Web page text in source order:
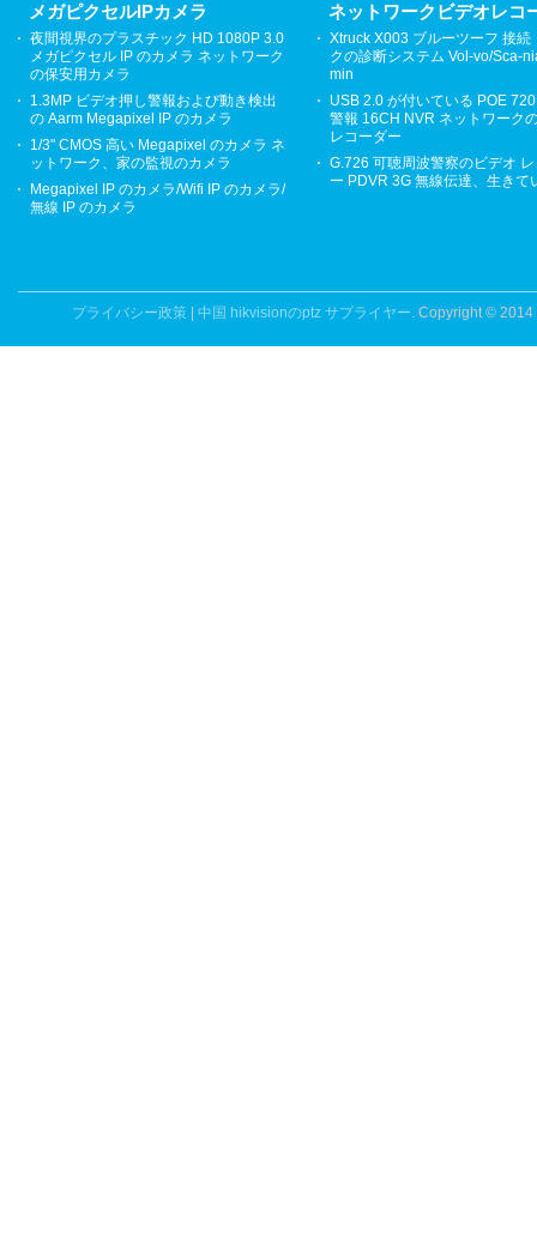
メガピクセルIPカメラ
夜間視界のプラスチック HD 1080P 3.0
メガピクセル IP のカメラ ネットワーク
の保安用カメラ
1.3MP ビデオ押し警報および動き検出
の Aarm Megapixel IP のカメラ
1/3" CMOS 高い Megapixel のカメラ ネ
ットワーク、家の監視のカメラ
Megapixel IP のカメラ/Wifi IP のカメラ/
無線 IP のカメラ
ネットワークビデオレコ
Xtruck X003 ブルーツーフ 接続
クの診断システム Vol-vo/Sca-
min
USB 2.0 が付いている POE
警報 16CH NVR ネットワーク
レコーダー
G.726 可聴周波警察のビデオ
ー PDVR 3G 無線伝達、生きて
プライバシー政策| 中国 hikvisionのptz サプライヤー. Copyright © 2014